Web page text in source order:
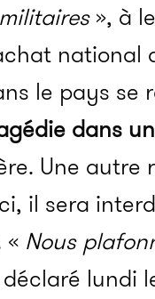
militaires», à
national
le pays se
dans
Une autre
il sera
« Nous
lundi